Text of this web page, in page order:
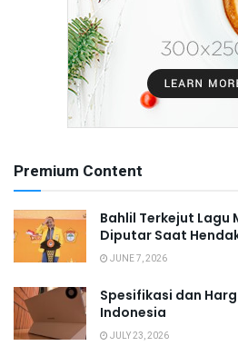
Premium Content
Bahlil Terkejut Lagu
Diputar Saat
JUNE 7, 2026
Spesifikasi dan
Indonesia
JULY 23, 2026